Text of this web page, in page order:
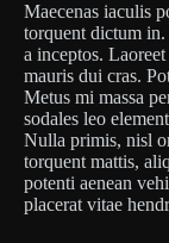
Maecenas iaculis
torquent dictum
a inceptos.
mauris dui cras.
Metus mi massa
sodales leo
Nulla primis, nisl
torquent mattis,
potenti aenean
placerat vitae